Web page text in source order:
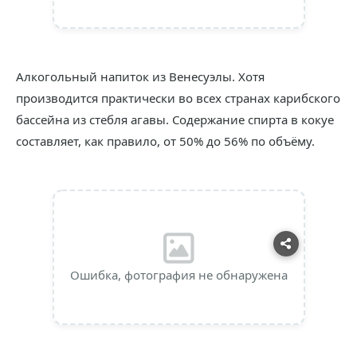
Алкогольный напиток из Венесуэлы. Хотя
производится практически во всех странах карибского
бассейна из стебля агавы. Содержание спирта в кокуе
составляет, как правило, от 50% до 56% по объёму.
Ошибка, фотография не обнаружена